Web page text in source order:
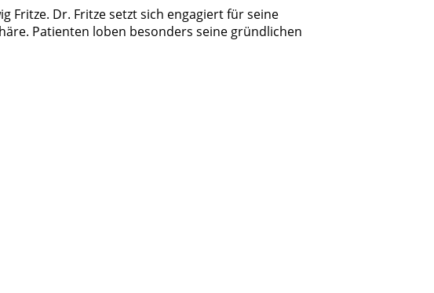
Fritze. Dr. Fritze setzt sich engagiert für seine
Patienten loben besonders seine gründlichen